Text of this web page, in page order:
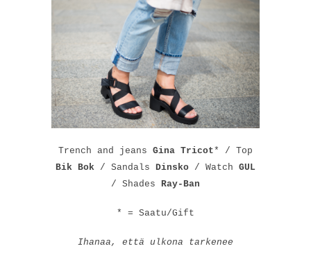
Trench and jeans Gina Tricot* / Top
Bik Bok / Sandals Dinsko / Watch GUL
/ Shades Ray-Ban
* = Saatu/Gift
Ihanaa, että ulkona tarkenee